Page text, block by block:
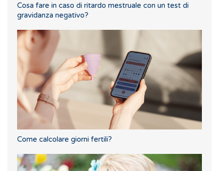
Cosa fare in caso di ritardo mestruale con un test di
gravidanza negativo?
Come calcolare giorni fertili?